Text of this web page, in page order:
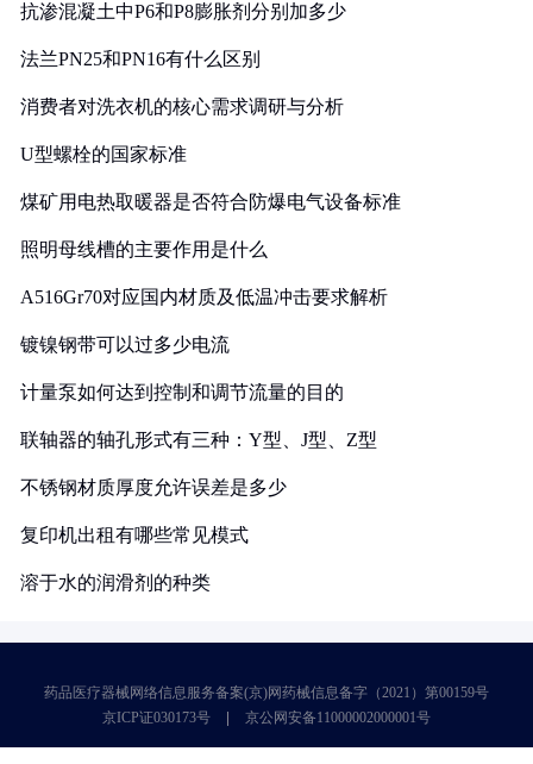
抗渗混凝土中P6和P8膨胀剂分别加多少
法兰PN25和PN16有什么区别
消费者对洗衣机的核心需求调研与分析
U型螺栓的国家标准
煤矿用电热取暖器是否符合防爆电气设备标准
照明母线槽的主要作用是什么
A516Gr70对应国内材质及低温冲击要求解析
镀镍钢带可以过多少电流
计量泵如何达到控制和调节流量的目的
联轴器的轴孔形式有三种：Y型、J型、Z型
不锈钢材质厚度允许误差是多少
复印机出租有哪些常见模式
溶于水的润滑剂的种类
药品医疗器械网络信息服务备案(京)网药械信息备字（2021）第00159号
京ICP证030173号
京公网安备11000002000001号